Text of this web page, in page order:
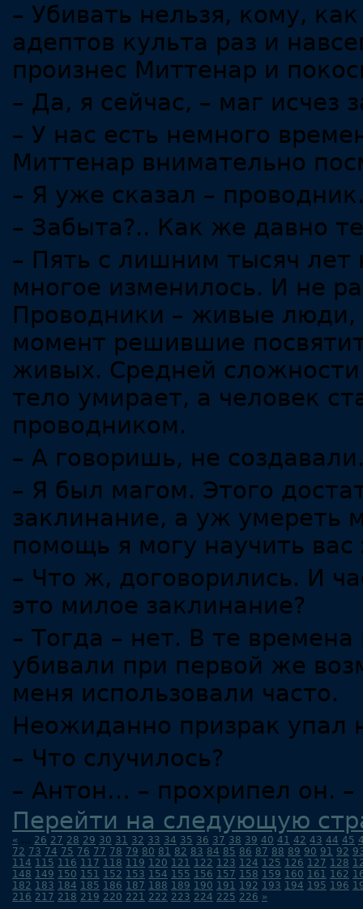
– Убивать нельзя, кому,
адептов культа раз и
произнес Миттенар и
– Да, я сейчас, – маг исчез
– У нас есть немного
Миттенар внимательно
– Я уже сказал –
– Забыта?.. Как же давно
– Пять с лишним тысяч лет
многое изменилось. И не
Проводники – живые люди,
момент решившие
живых. Средней
тело умирает, а человек
проводником.
– А говоришь, не
– Я был магом. Этого
заклинание, а уж умереть
помощь я могу научить вас
– Что ж, договорились. И
это милое заклинание?
– Тогда – нет. В те
убивали при первой же
меня использовали часто.
Неожиданно призрак упал
– Что случилось?
– Антон… – прохрипел он.
Перейти на следующую
« ... 26 27 28 29 30 31 32 33 34 35 36 37 38 39 40 41 42 43 44 45
72 73 74 75 76 77 78 79 80 81 82 83 84 85 86 87 88 89 90 91 92
114 115 116 117 118 119 120 121 122 123 124 125 126 127 128
148 149 150 151 152 153 154 155 156 157 158 159 160 161 162
182 183 184 185 186 187 188 189 190 191 192 193 194 195 196
216 217 218 219 220 221 222 223 224 225 226 »